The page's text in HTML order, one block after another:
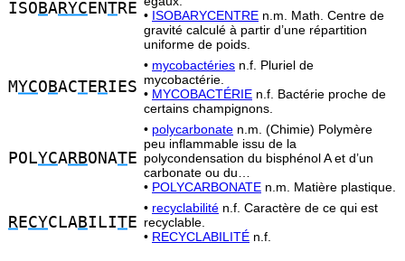
ISO BARYC ENTRE • ISOBARYCENTRE n.m. Math. Centre de
gravité calculé à partir d’une répartition
uniforme de poids.
MYCO BACTE RIES
• mycobactéries n.f. Pluriel de
mycobactérie.
• MYCOBACTÉRIE n.f. Bactérie proche de
certains champignons.
POLYCARBONATE
• polycarbonate n.m. (Chimie) Polymère
peu inflammable issu de la
polycondensation du bisphénol A et d’un
carbonate ou du…
• POLYCARBONATE n.m. Matière plastique.
RECYCLABILITE
• recyclabilité n.f. Caractère de ce qui est
recyclable.
• RECYCLABILITÉ n.f.